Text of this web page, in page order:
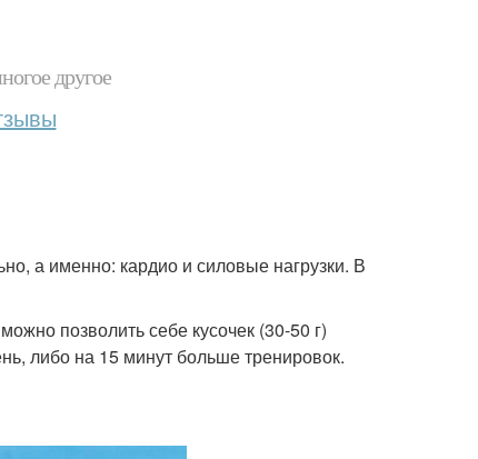
другое
а именно: кардио и силовые нагрузки. В
позволить себе кусочек (30-50 г)
либо на 15 минут больше тренировок.